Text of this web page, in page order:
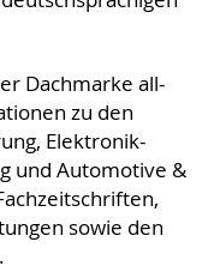
Dachmarke all-
zu den
Elektronik-
und Automotive &
sowie den